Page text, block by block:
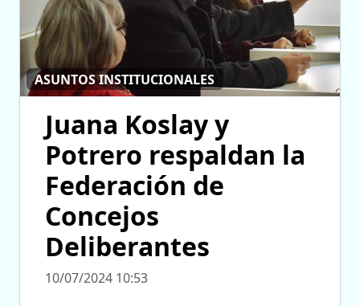
ASUNTOS INSTITUCIONALES
Juana Koslay y
Potrero respaldan la
Federación de
Concejos
Deliberantes
10/07/2024 10:53